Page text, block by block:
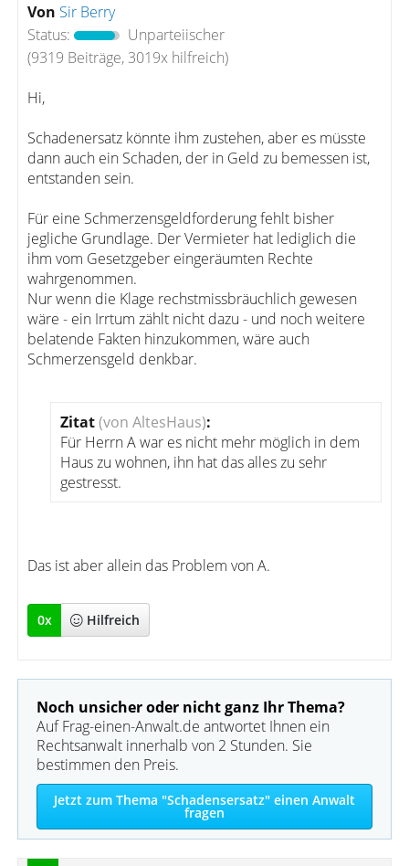
Von Sir Berry
Status:
Unparteiischer
(9319 Beiträge, 3019x hilfreich)
Hi,
Schadenersatz könnte ihm zustehen, aber es müsste
dann auch ein Schaden, der in Geld zu bemessen ist,
entstanden sein.
Für eine Schmerzensgeldforderung fehlt bisher
jegliche Grundlage. Der Vermieter hat lediglich die
ihm vom Gesetzgeber eingeräumten Rechte
wahrgenommen.
Nur wenn die Klage rechstmissbräuchlich gewesen
wäre - ein Irrtum zählt nicht dazu - und noch weitere
belatende Fakten hinzukommen, wäre auch
Schmerzensgeld denkbar.
Zitat(von AltesHaus):
Für Herrn A war es nicht mehr möglich in dem
Haus zu wohnen, ihn hat das alles zu sehr
gestresst.
Das ist aber allein das Problem von A.
0x Hilfreich
Noch unsicher oder nicht ganz Ihr Thema?
Auf Frag-einen-Anwalt.de antwortet Ihnen ein
Rechtsanwalt innerhalb von 2 Stunden. Sie
bestimmen den Preis.
Jetzt zum Thema "Schadensersatz" einen Anwalt
fragen